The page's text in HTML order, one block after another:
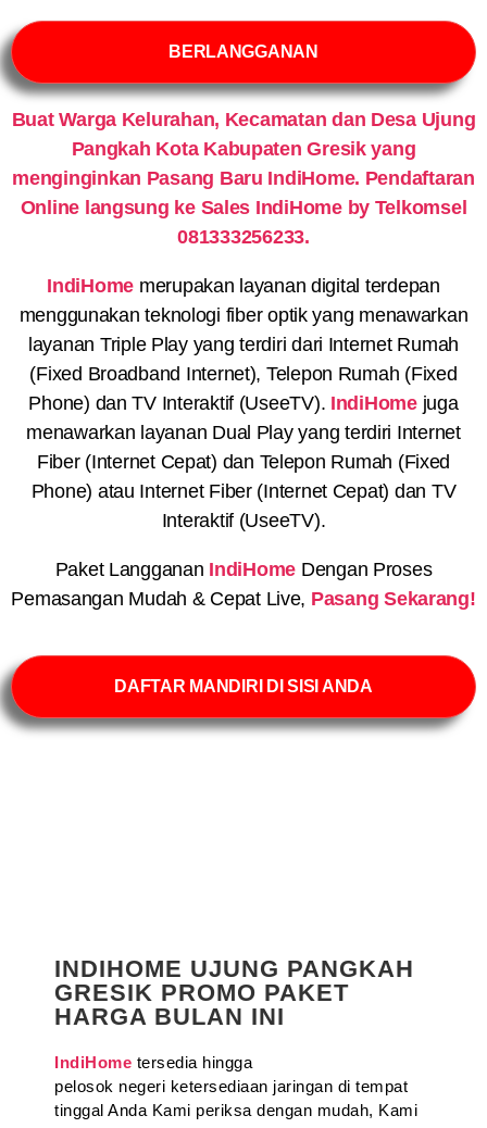
BERLANGGANAN
Buat Warga Kelurahan, Kecamatan dan Desa Ujung
Pangkah Kota Kabupaten Gresik yang
menginginkan Pasang Baru IndiHome. Pendaftaran
Online langsung ke Sales IndiHome by Telkomsel
081333256233.
IndiHome merupakan layanan digital terdepan
menggunakan teknologi fiber optik yang menawarkan
layanan Triple Play yang terdiri dari Internet Rumah
(Fixed Broadband Internet), Telepon Rumah (Fixed
Phone) dan TV Interaktif (UseeTV). IndiHomejuga
menawarkan layanan Dual Play yang terdiri Internet
Fiber (Internet Cepat) dan Telepon Rumah (Fixed
Phone) atau Internet Fiber (Internet Cepat) dan TV
Interaktif (UseeTV).
Paket Langganan IndiHome Dengan Proses
Pemasangan Mudah & Cepat Live, Pasang Sekarang!
DAFTAR MANDIRI DI SISI ANDA
INDIHOME UJUNG PANGKAH
GRESIK PROMO PAKET
HARGA BULAN INI
IndiHome tersedia hingga
pelosok negeri ketersediaan jaringan di tempat
tinggal Anda Kami periksa dengan mudah, Kami